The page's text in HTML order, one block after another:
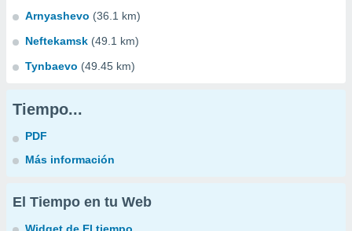
Arnyashevo (36.1 km)
Neftekamsk (49.1 km)
Tynbaevo (49.45 km)
Tiempo...
PDF
Más información
El Tiempo en tu Web